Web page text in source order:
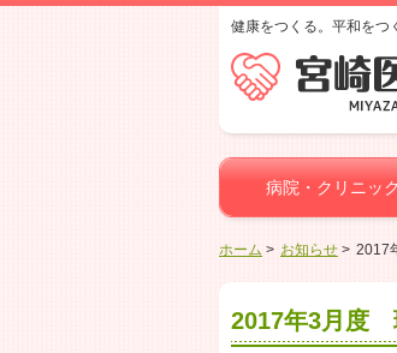
健康をつくる。平和をつ
病院・クリニッ
ホーム お知らせ 2017
2017年3月度